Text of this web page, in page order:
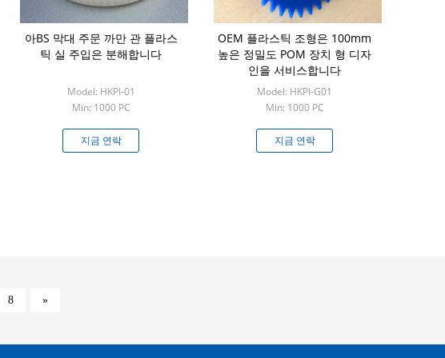
아BS 막대 주문 까만 관 플라스
틱 실 주입은 분해합니다
Model: HKPI-01
Min: 1000 PC
지금 연락
OEM 플라스틱 조형은 100mm
높은 정밀도 POM 장치 형 디자
인을 서비스합니다
Model: HKPI-G01
Min: 1000 PC
지금 연락
8 »